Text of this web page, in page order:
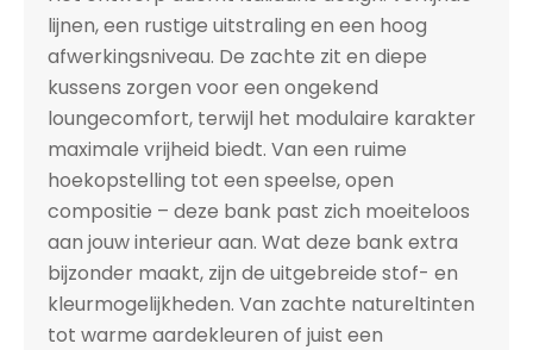
lijnen, een rustige uitstraling en een hoog
afwerkingsniveau. De zachte zit en diepe
kussens zorgen voor een ongekend
loungecomfort, terwijl het modulaire karakter
maximale vrijheid biedt. Van een ruime
hoekopstelling tot een speelse, open
compositie – deze bank past zich moeiteloos
aan jouw interieur aan. Wat deze bank extra
bijzonder maakt, zijn de uitgebreide stof- en
kleurmogelijkheden. Van zachte natureltinten
tot warme aardekleuren of juist een